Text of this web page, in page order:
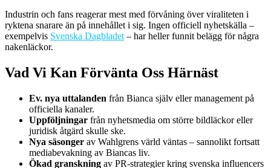
Industrin och fans reagerar mest med förvåning över viraliteten i
ryktena snarare än på innehållet i sig. Ingen officiell nyhetskälla –
exempelvis Svenska Dagbladet – har heller funnit belägg för några
nakenläckor.
Vad Vi Kan Förvänta Oss Härnäst
Ev. nya uttalanden från Bianca själv eller management på
officiella kanaler.
Uppföljningar från nyhetsmedia om större bildläckor eller
juridisk åtgärd skulle ske.
Nya säsonger av Wahlgrens värld väntas – sannolikt fortsatt
mediabevakning av Biancas liv.
Ökad granskning av PR-strategier kring svenska influencers